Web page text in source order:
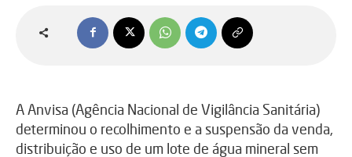
A Anvisa (Agência Nacional de Vigilância Sanitária)
determinou o recolhimento e a suspensão da venda,
distribuição e uso de um lote de água mineral sem